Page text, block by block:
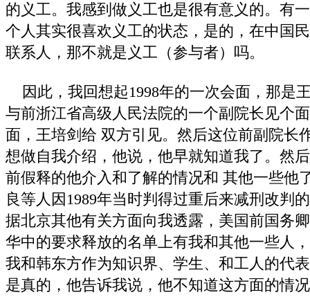
的义工。我感到做义工也是很有意义的。有
个人其实很喜欢义工的状态，是的，在中国
联系人，那不就是义工（参与者）吗。
因此，我回想起1998年的一次会面，那是
与前浙江省高级人民法院的一个副院长见个
面，王培剑给 双方引见。然后这位前副院长
想做自我介绍，他说，他早就知道我了。然
前假释的他介入和了解的情况和 其他一些他
良等人因1989年当时判得过重后来减刑改判
据北京其他有关方面向我透露，美国前国务卿
华中的要求释放的名单上有我和其他一些人
我和韩东方作为知识界、学生、和工人的代
是真的，他告诉我说，他不知道这方面的情